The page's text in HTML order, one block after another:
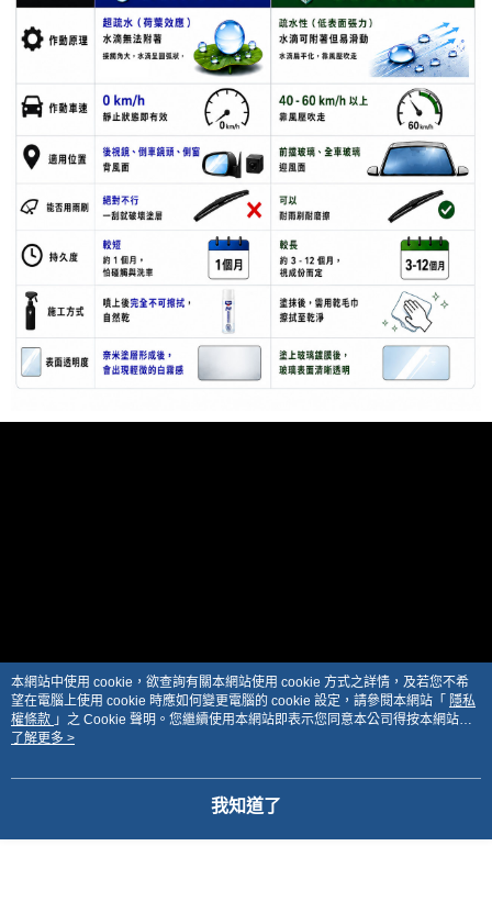
本網站中使用 cookie，欲查詢有關本網站使用 cookie 方式之詳情，及若您不希
望在電腦上使用 cookie 時應如何變更電腦的 cookie 設定，請參閱本網站「 隱私
權條款 」之 Cookie 聲明。您繼續使用本網站即表示您同意本公司得按本網站使
用條款之 Cookie 聲明使用 cookie。
了解更多 >
我知道了